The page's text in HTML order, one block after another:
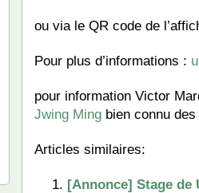
ou via le QR code de
Pour plus d’informations :
pour information Victor
Jwing Ming bien connu
Articles similaires:
[Annonce] Stage de